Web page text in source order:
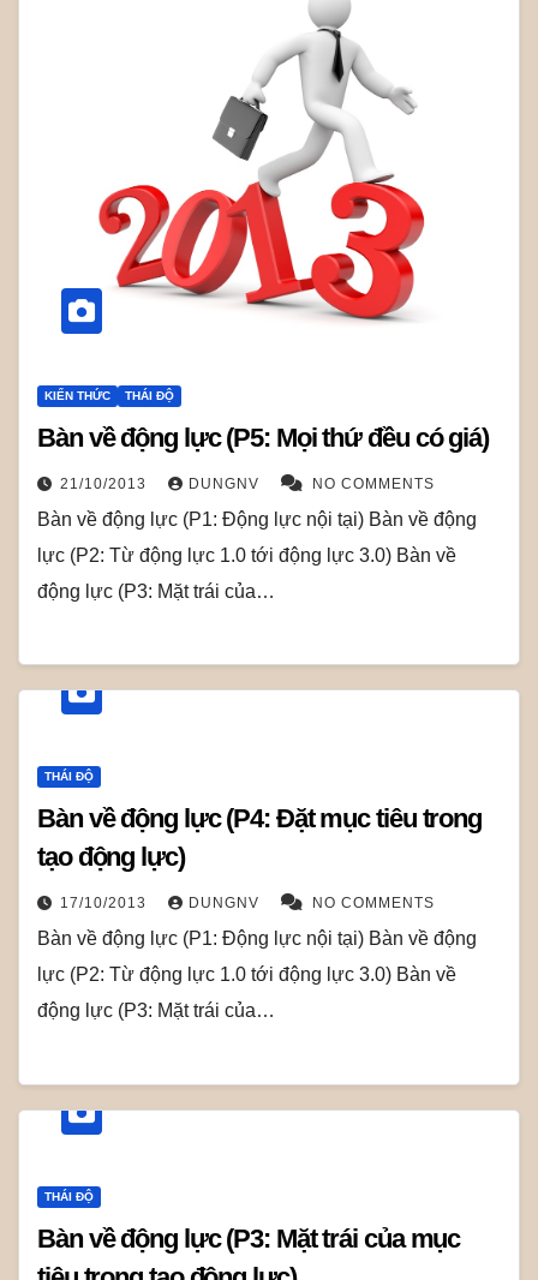
KIẾN THỨC THÁI ĐỘ
Bàn về động lực (P5: Mọi thứ đều có giá)
21/10/2013 DUNGNV NO COMMENTS
Bàn về động lực (P1: Động lực nội tại) Bàn về động
lực (P2: Từ động lực 1.0 tới động lực 3.0) Bàn về
động lực (P3: Mặt trái của…
THÁI ĐỘ
Bàn về động lực (P4: Đặt mục tiêu trong
tạo động lực)
17/10/2013 DUNGNV NO COMMENTS
Bàn về động lực (P1: Động lực nội tại) Bàn về động
lực (P2: Từ động lực 1.0 tới động lực 3.0) Bàn về
động lực (P3: Mặt trái của…
THÁI ĐỘ
Bàn về động lực (P3: Mặt trái của mục